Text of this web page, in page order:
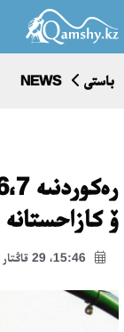
باستى NEWS
ۆ كازاحستانە ۆ 2024